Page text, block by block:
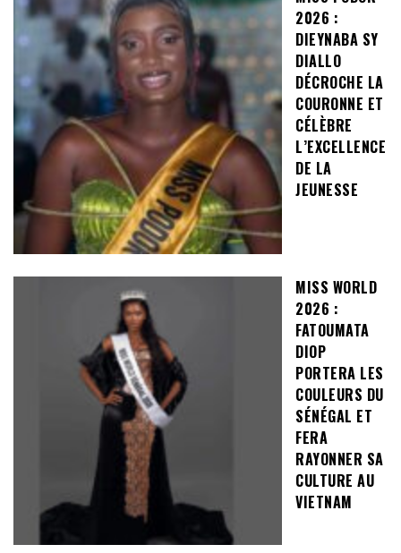
2026 :
DIEYNABA SY
DIALLO
DÉCROCHE LA
COURONNE ET
CÉLÈBRE
L’EXCELLENCE
DE LA
JEUNESSE
MISS WORLD
2026 :
FATOUMATA
DIOP
PORTERA LES
COULEURS DU
SÉNÉGAL ET
FERA
RAYONNER SA
CULTURE AU
VIETNAM